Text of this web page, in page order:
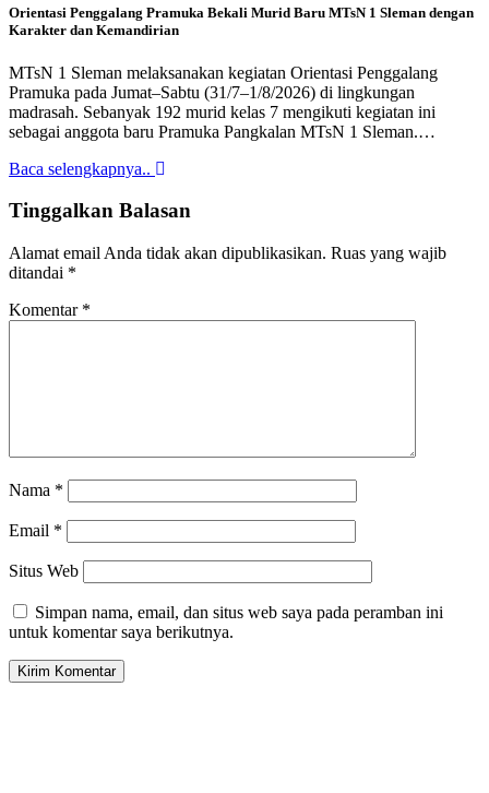
Orientasi Penggalang Pramuka Bekali Murid Baru MTsN 1 Sleman dengan
Karakter dan Kemandirian
MTsN 1 Sleman melaksanakan kegiatan Orientasi Penggalang
Pramuka pada Jumat–Sabtu (31/7–1/8/2026) di lingkungan
madrasah. Sebanyak 192 murid kelas 7 mengikuti kegiatan ini
sebagai anggota baru Pramuka Pangkalan MTsN 1 Sleman.…
Baca selengkapnya..
Tinggalkan Balasan
Alamat email Anda tidak akan dipublikasikan. Ruas yang wajib
ditandai *
Komentar *
Nama *
Email *
Situs Web
Simpan nama, email, dan situs web saya pada peramban ini
untuk komentar saya berikutnya.